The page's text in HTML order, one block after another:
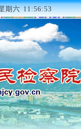
期六 11:56:53